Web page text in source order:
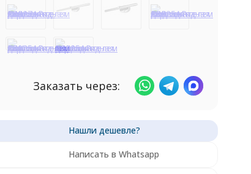
Заказать через:
Написать в Whatsapp